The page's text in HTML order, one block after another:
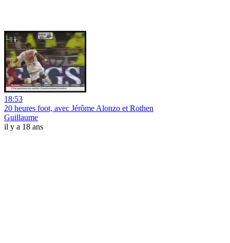
18:53
20 heures foot, avec Jérôme Alonzo et Rothen
Guillaume
il y a 18 ans